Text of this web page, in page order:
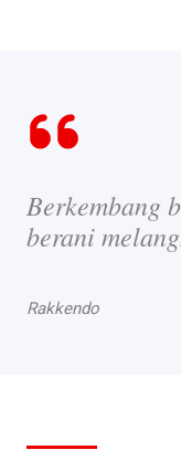
Berkembang
berani
Rakkendo